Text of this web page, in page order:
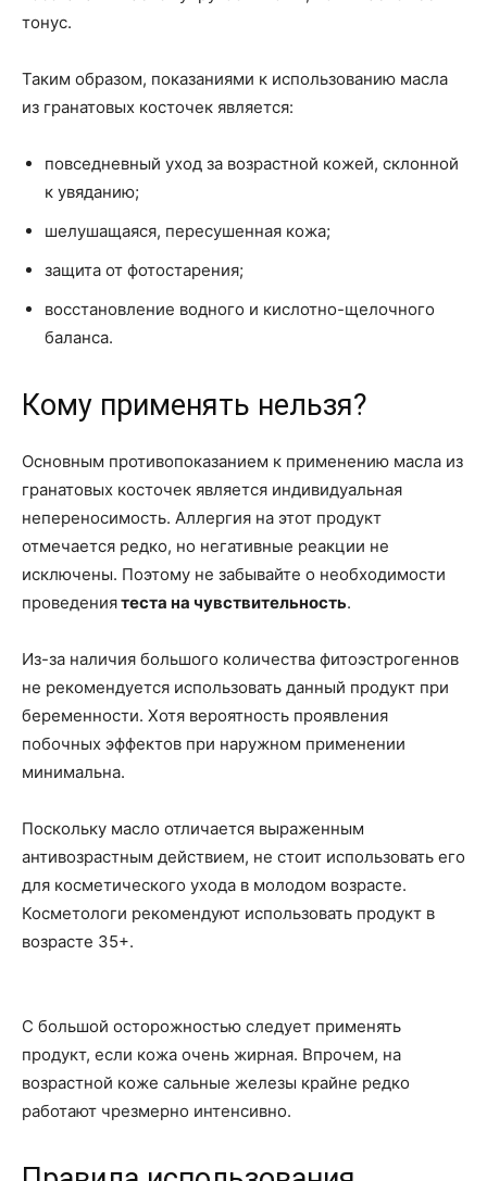
тонус.
Таким образом, показаниями к использованию масла
из гранатовых косточек является:
повседневный уход за возрастной кожей, склонной
к увяданию;
шелушащаяся, пересушенная кожа;
защита от фотостарения;
восстановление водного и кислотно-щелочного
баланса.
Кому применять нельзя?
Основным противопоказанием к применению масла из
гранатовых косточек является индивидуальная
непереносимость. Аллергия на этот продукт
отмечается редко, но негативные реакции не
исключены. Поэтому не забывайте о необходимости
проведениятеста на чувствительность.
Из-за наличия большого количества фитоэстрогеннов
не рекомендуется использовать данный продукт при
беременности. Хотя вероятность проявления
побочных эффектов при наружном применении
минимальна.
Поскольку масло отличается выраженным
антивозрастным действием, не стоит использовать его
для косметического ухода в молодом возрасте.
Косметологи рекомендуют использовать продукт в
возрасте 35+.
С большой осторожностью следует применять
продукт, если кожа очень жирная. Впрочем, на
возрастной коже сальные железы крайне редко
работают чрезмерно интенсивно.